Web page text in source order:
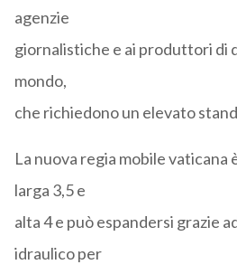
agenzie
giornalistiche e ai produttori di
mondo,
che richiedono un elevato
La nuova regia mobile vaticana
larga 3,5 e
alta 4 e può espandersi grazie
idraulico per